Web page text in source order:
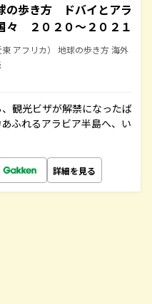
の歩き方 ドバイとアラ
々 ２０２０～２０２１
アフリカ） 地球の歩き方 海外
観光ビザが解禁になったば
ふれるアラビア半島へ、い
詳細を見る